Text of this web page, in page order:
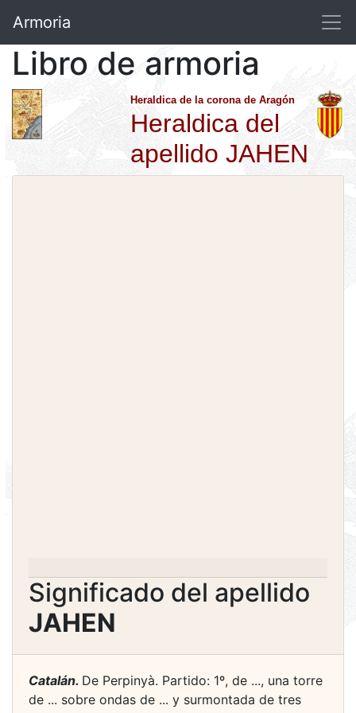
Armoria
Libro de armoria
Heraldica de la corona de Aragón
Heraldica del
apellido JAHEN
Significado del apellido
JAHEN
Catalán. De Perpinyà. Partido: 1º, de ..., una torre
de ... sobre ondas de ... y surmontada de tres